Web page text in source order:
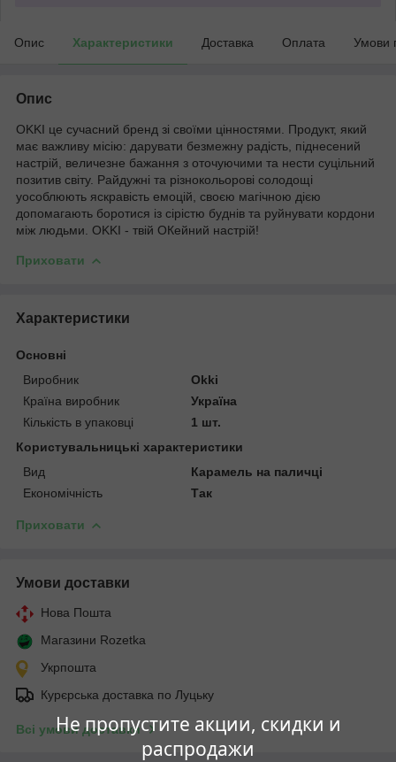
Не пропустите акции, скидки и
распродажи
Опис Характеристики Доставка Оплата Умови
Опис
ОKKI це сучасний бренд зі своїми цінностями. Продукт, який
має важливу місію: дарувати безмежну радість, піднесений
настрій, величезне бажання з оточуючими та нести суцільний
позитив світу. Райдужні та різнокольорові солодощі
уособлюють яскравість емоцій, своєю магічною дією
допомагають боротися із сірістю буднів та руйнувати кордони
між людьми. OKKI - твій ОКейний настрій!
Приховати
Характеристики
Основні
Виробник
Okki
Країна виробник
Україна
Кількість в упаковці
1 шт.
Користувальницькі характеристики
Вид
Карамель на паличці
Економічність
Так
Приховати
Умови доставки
Нова Пошта
Магазини Rozetka
Укрпошта
Курєрська доставка по Луцьку
Всі умови доставки